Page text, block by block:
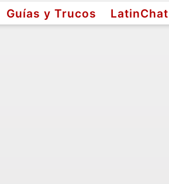
Guías y Trucos LatinChat